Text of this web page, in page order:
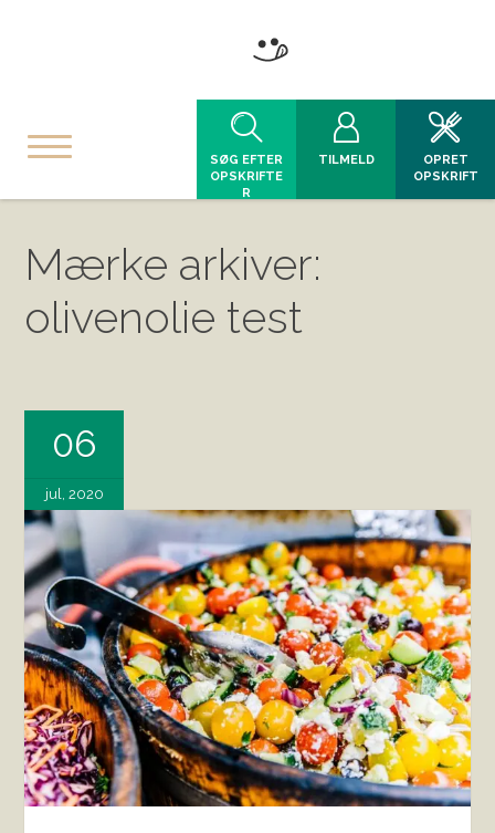
SØG EFTER
OPSKRIFTE
R
TILMELD
OPRET
OPSKRIFT
Mærke arkiver:
olivenolie test
06
jul, 2020